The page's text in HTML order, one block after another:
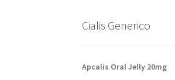
Cialis Generico
Apcalis Oral Jelly 20mg